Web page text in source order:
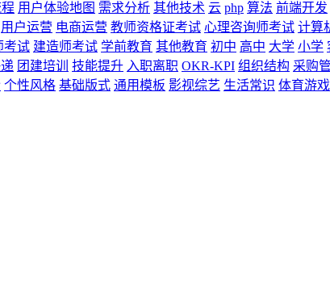
用户体验地图 需求分析 其他技术 云 php 算法 前端开发
用户运营 电商运营 教师资格证考试 心理咨询师考试 计算
考试 建造师考试 学前教育 其他教育 初中 高中 大学 小学
团建培训 技能提升 入职离职 OKR-KPI 组织结构 采购
个性风格 基础版式 通用模板 影视综艺 生活常识 体育游戏